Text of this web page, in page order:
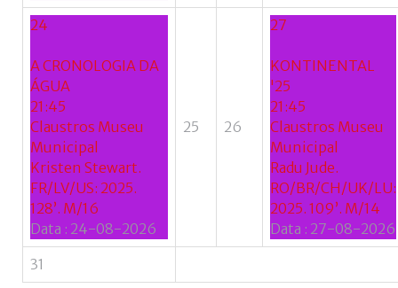
24
A CRONOLOGIA DA
ÁGUA
21:45
Claustros Museu
Municipal
Kristen Stewart.
FR/LV/US: 2025.
128’. M/16
Data : 24-08-2026
25 26
27
KONTINENTAL
'25
21:45
Claustros Museu
Municipal
Radu Jude.
RO/BR/CH/UK/LU:
2025. 109’. M/14
Data : 27-08-2026
31